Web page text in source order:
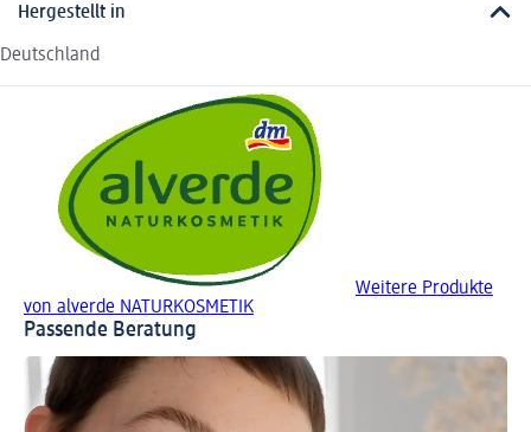
Hergestellt in
Deutschland
Weitere Produkte
von alverde NATURKOSMETIK
Passende Beratung